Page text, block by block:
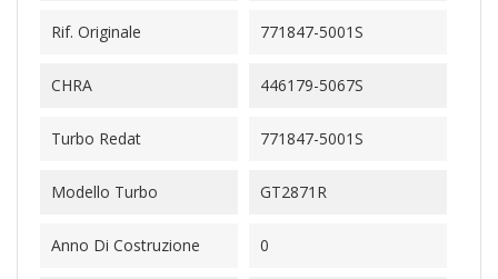
Rif. Originale 771847-5001S
CHRA 446179-5067S
Turbo Redat 771847-5001S
Modello Turbo GT2871R
Anno Di Costruzione 0